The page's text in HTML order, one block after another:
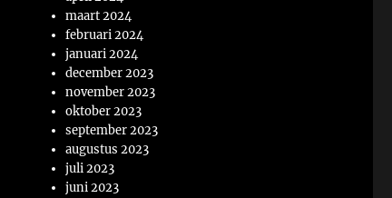
maart 2024
februari 2024
januari 2024
december 2023
november 2023
oktober 2023
september 2023
augustus 2023
juli 2023
juni 2023